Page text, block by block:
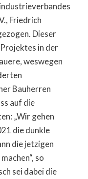
Friedrich
Dieser
in der
weswegen
Bauherren
auf die
„Wir gehen
die dunkle
die jetzigen
so
sei dabei die